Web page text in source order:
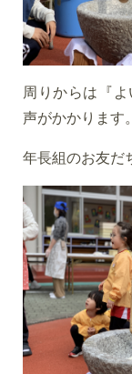
周りからは『
声がかかります。
年長組のお友だ